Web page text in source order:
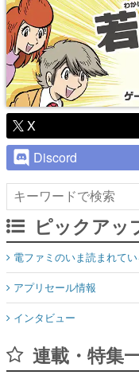
X
Discord
ピックアッ
電ファミのいま読まれて
アプリセール情報
インタビュー
連載・特集